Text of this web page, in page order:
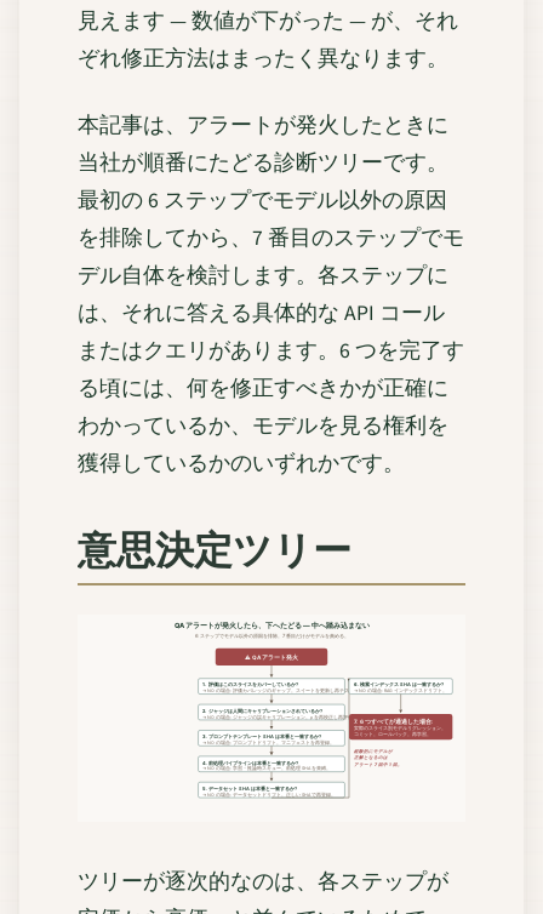
見えます — 数値が下がった — が、それ
ぞれ修正方法はまったく異なります。
本記事は、アラートが発火したときに
当社が順番にたどる診断ツリーです。
最初の 6 ステップでモデル以外の原因
を排除してから、7 番目のステップでモ
デル自体を検討します。各ステップに
は、それに答える具体的な API コール
またはクエリがあります。6 つを完了す
る頃には、何を修正すべきかが正確に
わかっているか、モデルを見る権利を
獲得しているかのいずれかです。
意思決定ツリー
QA アラートが発火したら、下へたどる — 中へ踏み込まない
6 ステップでモデル以外の原因を排除。7 番目だけがモデルを責める。
⚠ QA アラート発火
1. 評価はこのスライスをカバーしているか?
→ NO の場合: 評価カバレッジのギャップ。スイートを更新し再テスト。
2.
ジャッジは人間にキャリブレーションされているか?
→ NO の場合: ジャッジの誤キャリブレーション。ρ を再校正し再評価。
3. プロンプトテンプレート SHA は本番と一致するか?
→ NO の場合: プロンプトドリフト。マニフェストを再登録。
4. 前処理パイプラインは本番と一致するか?
→ NO の場合: 学習・推論時スキュー。前処理 SHA を束縛。
5. データセット SHA は本番と一致するか?
→ NO の場合: データセットドリフト。正しい SHA で再登録。
6.検索インデックス SHA は一致するか?
→ NO の場合: RAG インデックスドリフト。
7. 6 つすべてが通過した場合:
実際のスライス別モデルリグレッション。
コミット。ロールバック。再学習。
経験的にモデルが
正解となるのは
アラート 7 回中 1 回。
ツリーが逐次的なのは、各ステップが